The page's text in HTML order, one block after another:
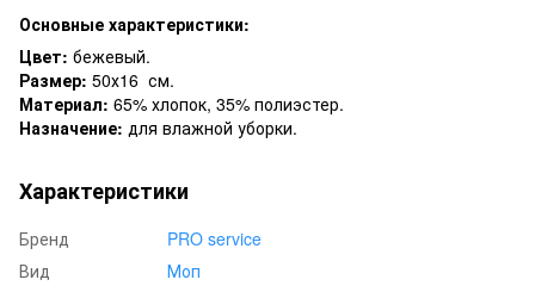
Основные характеристики:
Цвет: бежевый.
Размер: 50х16 см.
Материал: 65% хлопок, 35% полиэстер.
Назначение: для влажной уборки.
Характеристики
Бренд
PRO service
Вид
Моп